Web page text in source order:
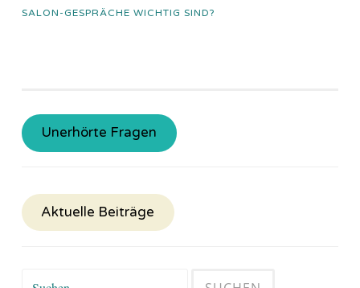
SALON-GESPRÄCHE WICHTIG SIND?
Unerhörte Fragen
Aktuelle Beiträge
Suchen